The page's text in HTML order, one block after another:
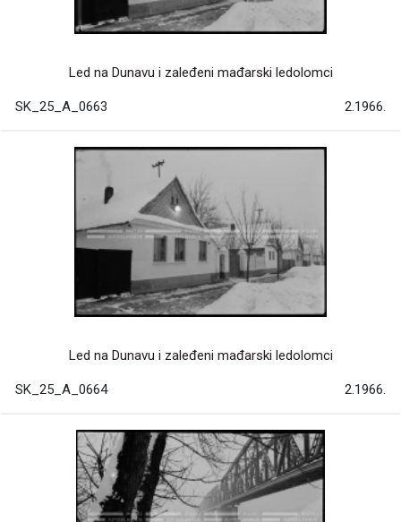
Led na Dunavu i zaleđeni mađarski ledolomci
SK_25_A_0663 2.1966.
Led na Dunavu i zaleđeni mađarski ledolomci
SK_25_A_0664 2.1966.